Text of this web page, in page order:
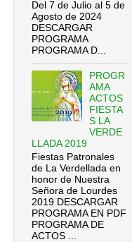
Del 7 de Julio al 5 de
Agosto de 2024
DESCARGAR
PROGRAMA
PROGRAMA D...
PROGR
AMA
ACTOS
FIESTA
S LA
VERDE
LLADA 2019
Fiestas Patronales
de La Verdellada en
honor de Nuestra
Señora de Lourdes
2019 DESCARGAR
PROGRAMA EN PDF
PROGRAMA DE
ACTOS ...